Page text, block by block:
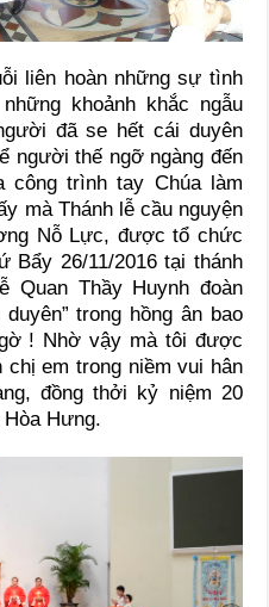
liên hoàn những sự tình
khoảnh khắc ngẫu
đã se hết cái duyên
người thế ngỡ ngàng đến
trình tay Chúa làm
mà Thánh lễ cầu nguyện
Nỗ Lực, được tổ chức
Bẩy 26/11/2016 tại thánh
Quan Thầy Huynh đoàn
trong hồng ân bao
! Nhờ vậy mà tôi được
chị em trong niềm vui hân
đồng thởi kỷ niệm 20
Hưng.